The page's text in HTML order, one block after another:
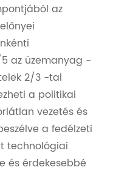
az
az üzemanyag -
2/3 -tal
a politikai
vezetés és
a fedélzeti
technológiai
és érdekesebbé